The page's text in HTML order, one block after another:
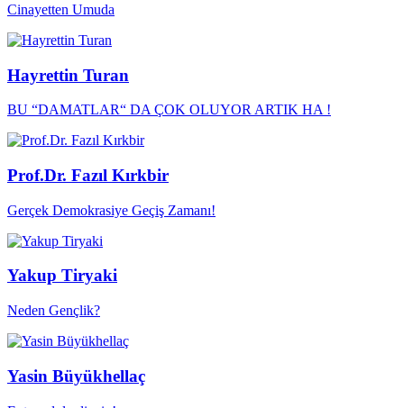
Cinayetten Umuda
Hayrettin Turan
BU “DAMATLAR“ DA ÇOK OLUYOR ARTIK HA !
Prof.Dr. Fazıl Kırkbir
Gerçek Demokrasiye Geçiş Zamanı!
Yakup Tiryaki
Neden Gençlik?
Yasin Büyükhellaç